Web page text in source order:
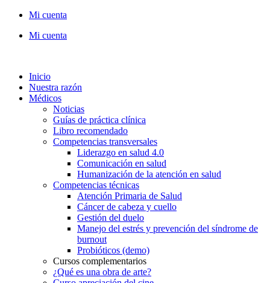
Mi cuenta
Mi cuenta
Inicio
Nuestra razón
Médicos
Noticias
Guías de práctica clínica
Libro recomendado
Competencias transversales
Liderazgo en salud 4.0
Comunicación en salud
Humanización de la atención en salud
Competencias técnicas
Atención Primaria de Salud
Cáncer de cabeza y cuello
Gestión del duelo
Manejo del estrés y prevención del síndrome de
burnout
Probióticos (demo)
Cursos complementarios
¿Qué es una obra de arte?